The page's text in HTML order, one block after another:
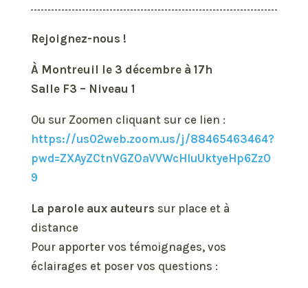
Rejoignez-nous !
À Montreuil le 3 décembre à 17h
Salle F3 – Niveau 1
Ou sur Zoomen cliquant sur ce lien :
https://us02web.zoom.us/j/88465463464?
pwd=ZXAyZCtnVGZOaVVWcHluUktyeHp6Zz0
9
La parole aux auteurs sur place et à
distance
Pour apporter vos témoignages, vos
éclairages et poser vos questions :